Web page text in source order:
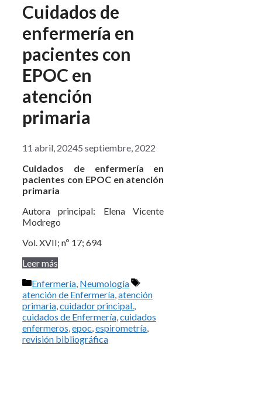
Cuidados de
enfermería en
pacientes con
EPOC en
atención
primaria
11 abril, 20245 septiembre, 2022
Cuidados de enfermería en
pacientes con EPOC en atención
primaria
Autora principal: Elena Vicente
Modrego
Vol. XVII; nº 17; 694
Leer más
Categorías
Enfermería Neumología
Etiquetas
atención de Enfermería atención
primaria cuidador principal.
cuidados de Enfermería cuidados
enfermeros epoc espirometría
revisión bibliográfica